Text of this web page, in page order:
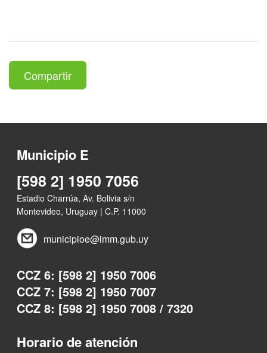
Compartir
Municipio E
[598 2] 1950 7056
Estadio Charrúa, Av. Bolivia s/n
Montevideo, Uruguay | C.P. 11000
municipioe@imm.gub.uy
CCZ 6: [598 2] 1950 7006
CCZ 7: [598 2] 1950 7007
CCZ 8: [598 2] 1950 7008 / 7320
Horario de atención